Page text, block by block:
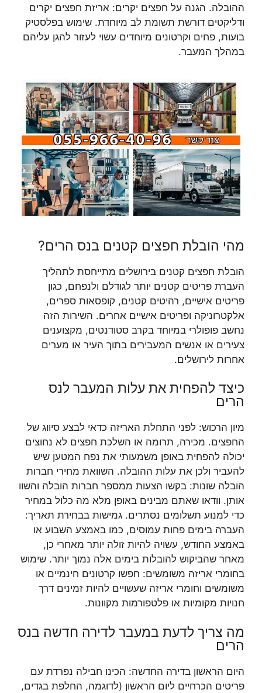
ההובלה. הגנה על חפצים יקרים: אריזת חפצים יקרים
ודליקטים דורשת תשומת לב מיוחדת. שימוש בפלסטיק
בועות, פחים וקרטונים מיוחדים עשוי לעזור להגן עליהם
במהלך המעבר.
מהי הובלת חפצים קטנים בנס הרים?
הובלת חפצים קטנים בירושלים מתייחסת לתהליך
העברת פריטים קטנים יותר לגודלם ולנפחם, כגון
פריטים אישיים, רהיטים קטנים, קופסאות ספרים,
אלקטרוניקה ופריטים אישיים אחרים. השירות הזה
נחשב פופולרי במיוחד בקרב סטודנטים, מקצוענים
צעירים או אנשים המעבירים בתוך העיר או מערים
אחרות לירושלים.
כיצד להפחית את עלות המעבר לנס
הרים
מיון הרכוש: לפני התחלת האריזה כדאי לבצע סיווג של
החפצים. מכירה, תרומה או השלכת חפצים לא נחוצים
יכולה להפחית באופן משמעותי את נפח המטען שיש
להעביר ולכן את עלות ההובלה. השוואת מחירי חברות
הובלה שונות: בקשו הצעות ממספר חברות הובלה והשוו
אותן. וודאו שאתם מבינים באופן מלא מה כלול במחיר
כדי למנוע תשלומים נסתרים. גמישות בבחירת תאריך:
העברה בימים פחות עמוסים, כמו באמצע השבוע או
באמצע החודש, עשויה להיות זולה יותר מאחרי כן,
מאחר שהביקוש להובלות בימים אלה נמוך יותר. שימוש
בחומרי אריזה משומשים: חפשו קרטונים חינמיים או
משומשים וחומרי אריזה שעשויים להיות זמינים דרך
חנויות מקומיות או פלטפורמות מקוונות.
מה צריך לדעת במעבר לדירה חדשה בנס
הרים
היום הראשון בדירה החדשה: הכינו חבילה נפרדת עם
פריטים הכרחיים ליום הראשון (לדוגמה, החלפת בגדים,